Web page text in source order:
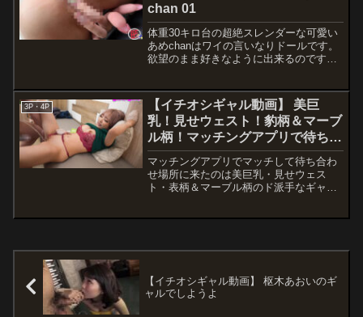
chan 01
体重30キロ台の超絶スレンダーな可愛い
あめchanはワイの言いなりドールです。
欲望のまま好きなように出来るのです。
3P・4P
【イチオシギャル動画】 美巨
乳！見せウェスト！豹柄＆マーブ
ル柄！マッチングアプリで待ち合
わせたギャルは即マン型の都合の
いい絶倫ヤリマンだった！vol.6
マッチングアプリでマッチして待ち合わ
せ場所に来たのは美巨乳・見せウェス
ト・表柄＆マーブル柄のド派手なギャ
ホテル）へ！Q・ショッピングデート
ない？ランチどう？A・いらない対応が
淡泊過ぎてハズレ引いたと思ったらホテ
【イチオシギャル動画】 枢木あおいのギ
ャルでしようよ